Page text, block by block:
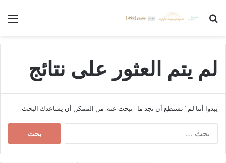
بحث عن
لم يتم العثور على نتائج
يبدوا أننا لم ’ نستطع أن نجد ما ’ تبحث عنه. من الممكن أن يساعدك البحث.